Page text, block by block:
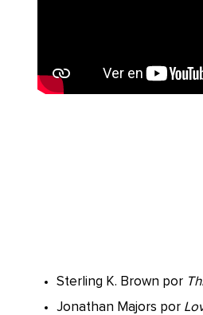
Sterling K. Brown por
Jonathan Majors por